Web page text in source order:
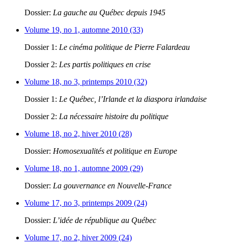
Dossier: La gauche au Québec depuis 1945
Volume 19, no 1, automne 2010 (33)
Dossier 1: Le cinéma politique de Pierre Falardeau
Dossier 2: Les partis politiques en crise
Volume 18, no 3, printemps 2010 (32)
Dossier 1: Le Québec, l’Irlande et la diaspora irlandaise
Dossier 2: La nécessaire histoire du politique
Volume 18, no 2, hiver 2010 (28)
Dossier: Homosexualités et politique en Europe
Volume 18, no 1, automne 2009 (29)
Dossier: La gouvernance en Nouvelle-France
Volume 17, no 3, printemps 2009 (24)
Dossier: L’idée de république au Québec
Volume 17, no 2, hiver 2009 (24)